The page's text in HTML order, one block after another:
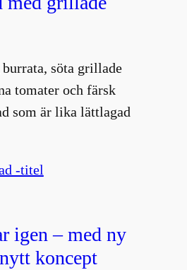
söta grillade
tomater och färsk
som är lika lättlagad
igen – med ny
koncept